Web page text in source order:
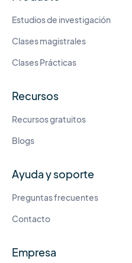
Estudios de investigación
Clases magistrales
Clases Prácticas
Recursos
Recursos gratuitos
Blogs
Ayuda y soporte
Preguntas frecuentes
Contacto
Empresa